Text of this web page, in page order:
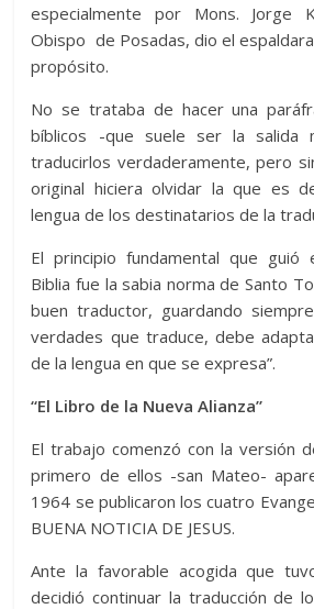
especialmente por Mons. Jorge
Obispo de Posadas, dio el
propósito.
No se trataba de hacer una
bíblicos -que suele ser la salida
traducirlos verdaderamente, pero
original hiciera olvidar la que es
lengua de los destinatarios de la
El principio fundamental que
Biblia fue la sabia norma de Santo
buen traductor, guardando
verdades que traduce, debe
de la lengua en que se expresa”.
“El Libro de la Nueva Alianza”
El trabajo comenzó con la versión
primero de ellos -san Mateo-
1964 se publicaron los cuatro
BUENA NOTICIA DE JESUS.
Ante la favorable acogida que
decidió continuar la traducción de